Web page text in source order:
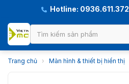
Hotline: 0936.611.372
Trang chủ › Màn hình & thiết bị hiển thị